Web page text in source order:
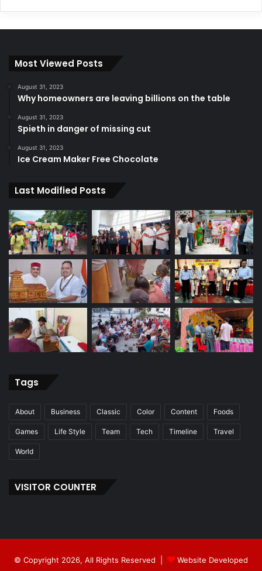
Most Viewed Posts
August 31, 2023
Why homeowners are leaving billions on the table
August 31, 2023
Spieth in danger of missing cut
August 31, 2023
Ice Cream Maker Free Chocolate
Last Modified Posts
Tags
About Business Classic Color Content Foods
Games Life Style Team Tech Timeline Travel
World
VISITOR COUNTER
© Copyright 2026, All Rights Reserved | Website Developed